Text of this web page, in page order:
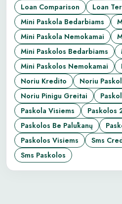
Loan Comparison
Loan
Mini Paskola Bedarbiams
Mini Paskola Nemokamai
Mini Paskolos Bedarbiams
Mini Paskolos Nemokamai
Noriu Kredito
Noriu
Noriu Pinigu Greitai
Paskola Visiems
Paskolos
Paskolos Be Palūkanų
Paskolos Visiems
Sms
Sms Paskolos